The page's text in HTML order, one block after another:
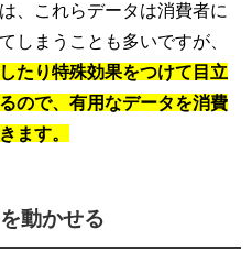
、これらデータは消費者に
しまうことも多いですが、
たり特殊効果をつけて目立
ので、有用なデータを消費
ます。
動かせる